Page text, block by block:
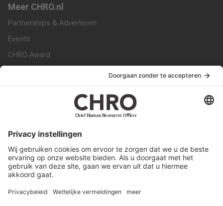
Meer CHRO.nl
Partnerships & Adverteren
Events
CHRO Award
CHRO Magazine
Service & Contact
Werken bij ons
Privacy Statement
Algemene Voorwaarden